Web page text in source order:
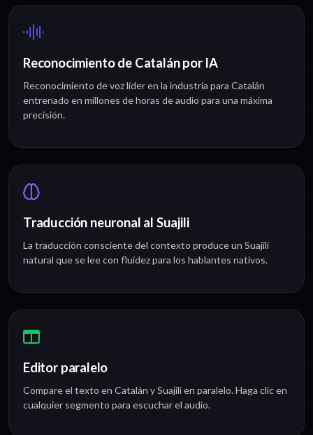
Reconocimiento de Catalán por IA
Reconocimiento de voz líder en la industria para Catalán
entrenado en millones de horas de audio para una máxima
precisión.
Traducción neuronal al Suajili
La traducción consciente del contexto produce un Suajili
natural que se lee con fluidez para los hablantes nativos.
Editor paralelo
Compare el texto en Catalán y Suajili en paralelo. Haga clic en
cualquier segmento para escuchar el audio.